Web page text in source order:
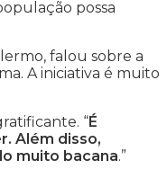
possa
falou sobre a
A iniciativa é muito
“É
Além disso,
muito bacana.”